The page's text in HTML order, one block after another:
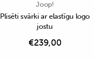
Joop!
Plisēti svārki ar elastīgu logo
jostu
€239,00